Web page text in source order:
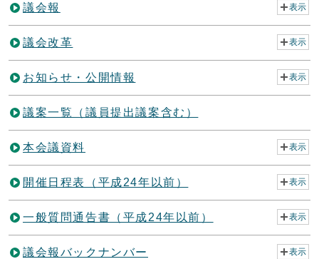
議会報 表示
議会改革 表示
お知らせ・公開情報 表示
議案一覧（議員提出議案含む）
本会議資料 表示
開催日程表（平成24年以前） 表示
一般質問通告書（平成24年以前） 表示
議会報バックナンバー 表示